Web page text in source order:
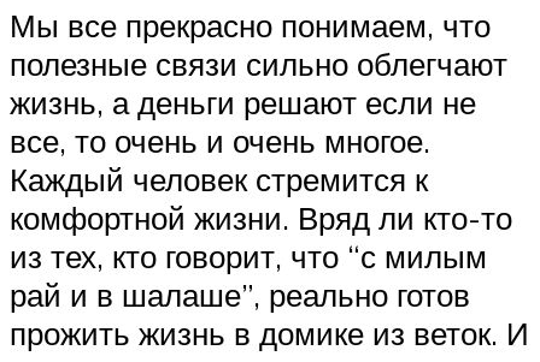
Мы все прекрасно понимаем, что
полезные связи сильно облегчают
жизнь, а деньги решают если не
все, то очень и очень многое.
Каждый человек стремится к
комфортной жизни. Вряд ли кто-то
из тех, кто говорит, что “с милым
рай и в шалаше”, реально готов
прожить жизнь в домике из веток. И